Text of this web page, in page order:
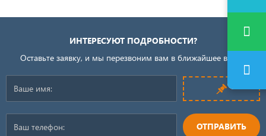
ИНТЕРЕСУЮТ ПОДРОБНОСТИ?
Оставьте заявку, и мы перезвоним вам в ближайшее время
ОТПРАВИТЬ